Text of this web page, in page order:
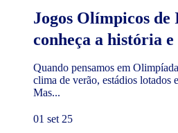
Jogos Olímpicos de
conheça a história e
Quando pensamos em
clima de verão, estádios lotados
Mas...
01 set 25